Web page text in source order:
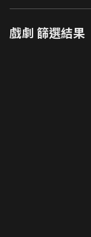
戲劇 篩選結果